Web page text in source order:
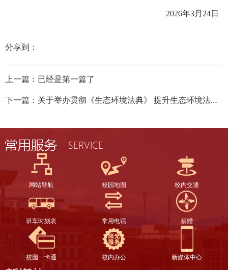
2026年3月24日
分享到：
上一篇：已经是第一篇了
下一篇： 关于举办贯彻《生态环境法典》 提升生态环境法治能力高级研修班的通知
网站导航 校园地图 校内交通
班车时刻表 常用电话 捐赠
校园一卡通 校内办公 新媒体中心